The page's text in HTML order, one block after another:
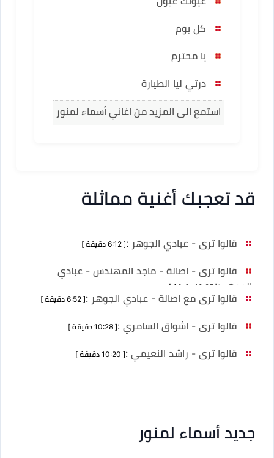
كل يوم
يا محترم
درتي ليا الطيارة
استمع الى المزيد من اغاني أسماء لمنور
قد تعجبك أغنية مماثلة
قالوا ترى - عبادي الجوهر :[ 6:12 دقيقة ]
قالوا ترى - اصالة - ماجد المهندس - عبادي
الجوهر :[ 10:25 دقيقة ]
قالوا ترى مع اصالة - عبادي الجوهر :[ 6:52 دقيقة ]
قالوا ترى - اشواق السامري :[ 10:28 دقيقة ]
قالوا ترى - راشد النعيمي :[ 10:20 دقيقة ]
جديد أسماء لمنور